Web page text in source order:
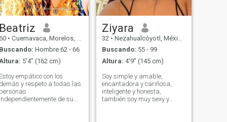
Beatriz
• Cuernavaca, Morelos, México
Buscando: Hombre 62 - 66
Altura: 5'4" (162 cm)
Estoy empático con los
demás y respeto a todas las
personas
independientemente de su
Ziyara
32 • Nezahualcóyotl, México, México
Buscando: 55 - 99
Altura: 4'9" (145 cm)
Soy simple y amable,
encantadora y cariñosa,
inteligente y honesta,
también soy muy sexy y